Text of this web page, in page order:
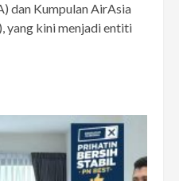
dan Kumpulan AirAsia
yang kini menjadi entiti